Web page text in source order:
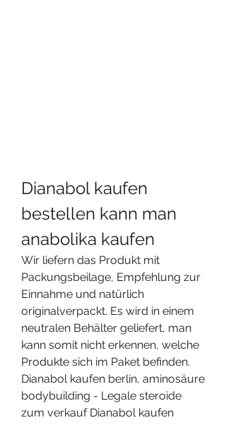
Dianabol kaufen
bestellen kann man
anabolika kaufen
Wir liefern das Produkt mit
Packungsbeilage, Empfehlung zur
Einnahme und natürlich
originalverpackt. Es wird in einem
neutralen Behälter geliefert, man
kann somit nicht erkennen, welche
Produkte sich im Paket befinden.
Dianabol kaufen berlin, aminosäure
bodybuilding - Legale steroide
zum verkauf Dianabol kaufen